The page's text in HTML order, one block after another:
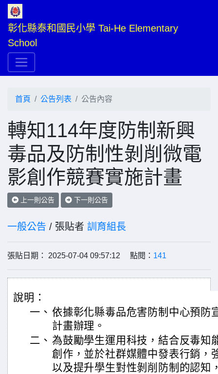
彰化縣泰和國民小學 Tai-He Elementary
School
首頁 公告列表 公告內容
轉知114年度防制新興
毒品及防制性剝削微電
影創作競賽實施計畫
上一則公告 下一則公告
一般公告 / 張貼者 訓育組長
張貼日期： 2025-07-04 09:57:12 點閱： 141
說明：
一、 依據彰化縣毒品危害防制中心預防
計畫辦理。
二、 為鼓勵學生運用科技，結合反毒知
創作，並於社群媒體中發表行銷，
以及提升學生對性剝削防制的認知